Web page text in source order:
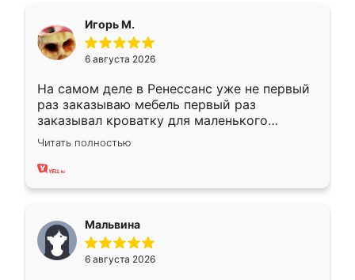
Игорь М.
6 августа 2026
На самом деле в Ренессанс уже не первый
раз заказываю мебель первый раз
заказывал кроватку для маленького
ребёнка при его рождении ,во второй раз
заказал шкаф-купе. По качеству очень
хорошее сборка достаточно быстрая,
меньше, здесь же он более разнообразный.
Мне нравится ,если что-то потребуется из
мебели буду заказывать только здесь.
Читать полностью
Мальвина
6 августа 2026